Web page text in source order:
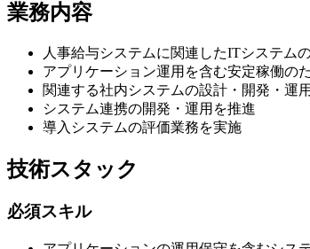
業務内容
人事給与システムに関連したITシステム
アプリケーション運用を含む安定稼働の
関連する社内システムの設計・開発・運
システム連携の開発・運用を推進
導入システムの評価業務を実施
技術スタック
必須スキル